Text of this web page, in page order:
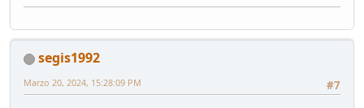
segis1992
#7
Marzo 20, 2024, 15:28:09 PM